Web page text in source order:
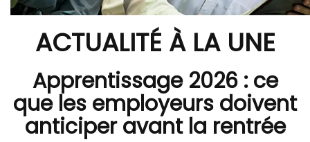
ACTUALITÉ À LA UNE
Apprentissage 2026 : ce
que les employeurs doivent
anticiper avant la rentrée